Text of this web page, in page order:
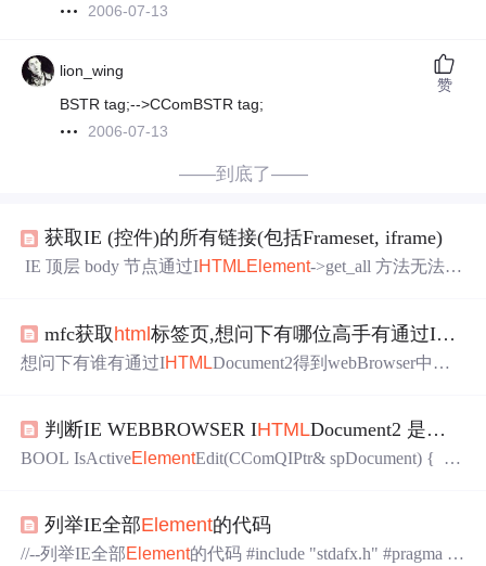
2006-07-13
lion_wing
BSTR tag;-->CComBSTR tag;
2006-07-13
赞
——到底了——
获取IE (控件)的所有链接(包括Frameset, iframe)
IE 顶层 body 节点通过IHTMLElement->get_all 方法无法获
lection);所以要获取iframe/frame(frameset) 里面的节点列表的
话, 则需要
mfc获取html标签页,想问下有哪位高手有通过I
想问下有谁有通过IHTMLDocument2得到webBrowser中网
ML ElementCollection的item方法遍历得到元素的接口指针I
HTML ElementX看不懂，，谁能给个例子让我参透下么----
判断IE WEBBROWSER IHTMLDocument2 是否用户正在编辑
BOOL IsActiveElementEdit(CComQIPtr& spDocument) { B
Mode = p; if(strDesignMo
列举IE全部Element的代码
//--列举IE全部Element的代码 #include "stdafx.h" #pragma w